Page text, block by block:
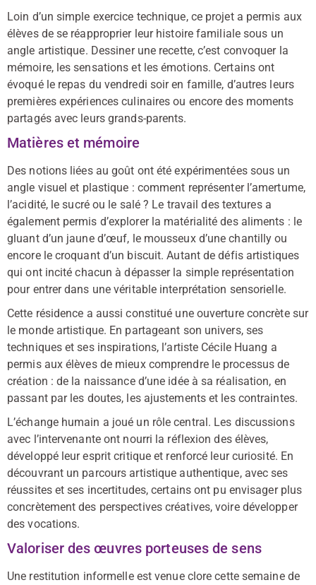
Loin d’un simple exercice technique, ce projet a permis aux
élèves de se réapproprier leur histoire familiale sous un
angle artistique. Dessiner une recette, c’est convoquer la
mémoire, les sensations et les émotions. Certains ont
évoqué le repas du vendredi soir en famille, d’autres leurs
premières expériences culinaires ou encore des moments
partagés avec leurs grands-parents.
Matières et mémoire
Des notions liées au goût ont été expérimentées sous un
angle visuel et plastique : comment représenter l’amertume,
l’acidité, le sucré ou le salé ? Le travail des textures a
également permis d’explorer la matérialité des aliments : le
gluant d’un jaune d’œuf, le mousseux d’une chantilly ou
encore le croquant d’un biscuit. Autant de défis artistiques
qui ont incité chacun à dépasser la simple représentation
pour entrer dans une véritable interprétation sensorielle.
Cette résidence a aussi constitué une ouverture concrète sur
le monde artistique. En partageant son univers, ses
techniques et ses inspirations, l’artiste Cécile Huang a
permis aux élèves de mieux comprendre le processus de
création : de la naissance d’une idée à sa réalisation, en
passant par les doutes, les ajustements et les contraintes.
L’échange humain a joué un rôle central. Les discussions
avec l’intervenante ont nourri la réflexion des élèves,
développé leur esprit critique et renforcé leur curiosité. En
découvrant un parcours artistique authentique, avec ses
réussites et ses incertitudes, certains ont pu envisager plus
concrètement des perspectives créatives, voire développer
des vocations.
Valoriser des œuvres porteuses de sens
Une restitution informelle est venue clore cette semaine de